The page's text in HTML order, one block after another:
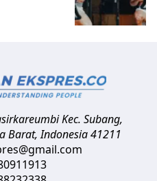
Kec. Subang,
Barat,Indonesia41211